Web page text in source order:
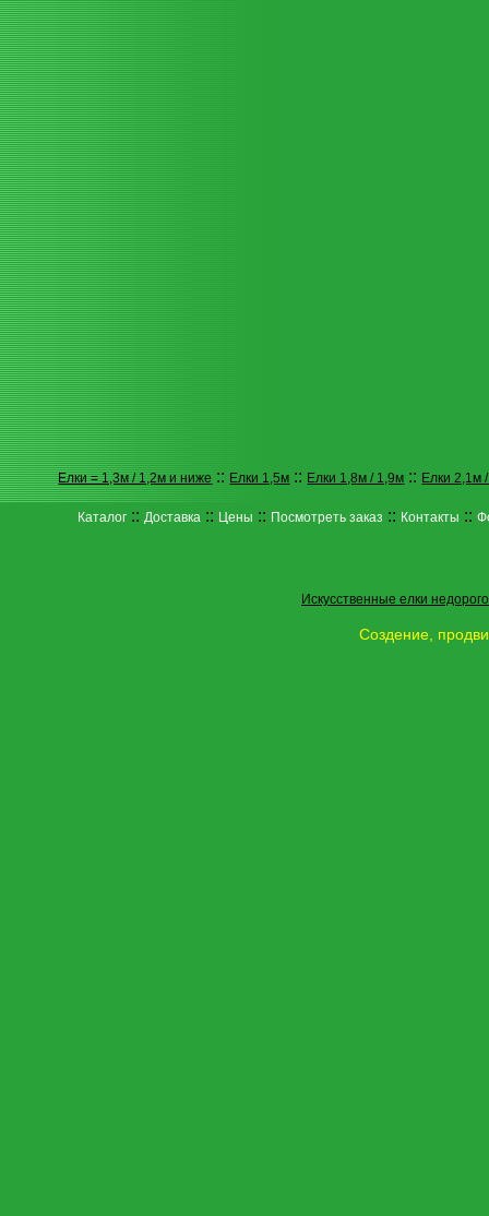
Елки = 1,3м / 1,2м и ниже :: Елки 1,5м :: Елки 1,8м / 1,9м :: Елки 2,1м
Каталог :: Доставка :: Цены :: Посмотреть заказ :: Контакты ::
Искусственные елки
Создение,